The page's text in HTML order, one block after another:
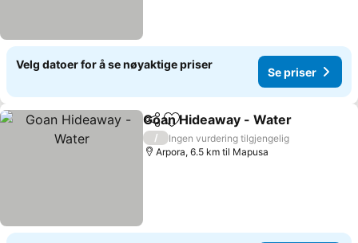
Velg datoer for å se nøyaktige priser
Se priser
Del Legg til i favoritter
Goan Hideaway - Water
/
Ingen vurdering tilgjengelig
Arpora, 6.5 km til Mapusa